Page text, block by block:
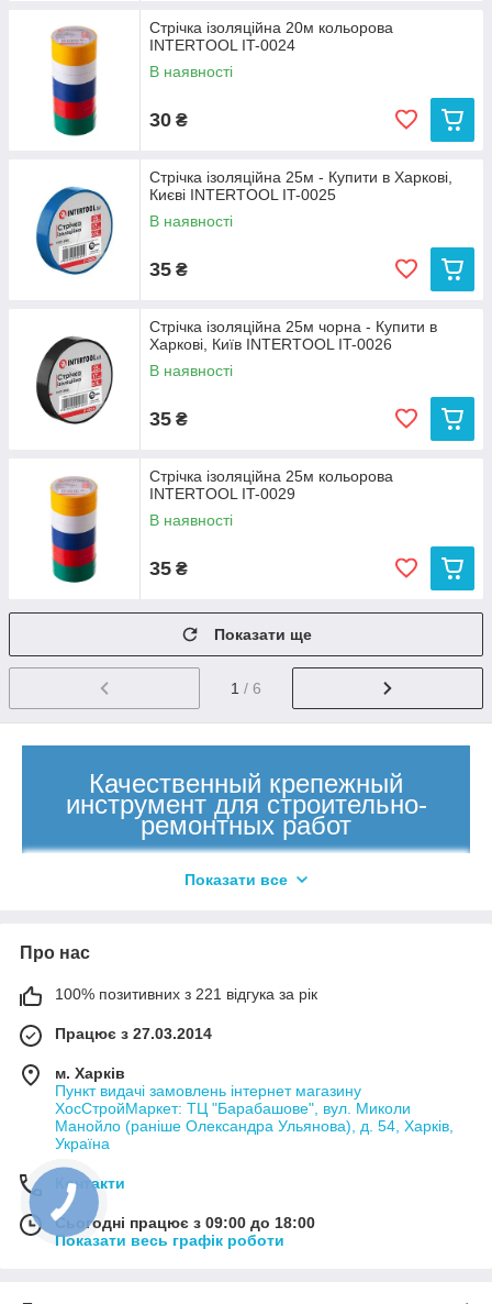
Стрічка ізоляційна 20м кольорова
INTERTOOL IT-0024
В наявності
30 ₴
Стрічка ізоляційна 25м - Купити в Харкові,
Києві INTERTOOL IT-0025
В наявності
35 ₴
Стрічка ізоляційна 25м чорна - Купити в
Харкові, Київ INTERTOOL IT-0026
В наявності
35 ₴
Стрічка ізоляційна 25м кольорова
INTERTOOL IT-0029
В наявності
35 ₴
Показати ще
1 / 6
Качественный крепежный
инструмент для строительно-
ремонтных работ
Отличный выбор инструмента для монтажа
и ремонта.
Большой ассортимент, низкие цены, доставка
Развернутый каталог
Показати все
Про нас
100% позитивних з 221 відгука за рік
Працює з 27.03.2014
м. Харків
Пункт видачі замовлень інтернет магазину
ХосСтройМаркет: ТЦ "Барабашове", вул. Миколи
Манойло (раніше Олександра Ульянова), д. 54, Харків,
Україна
Контакти
Сьогодні працює з 09:00 до 18:00
Показати весь графік роботи